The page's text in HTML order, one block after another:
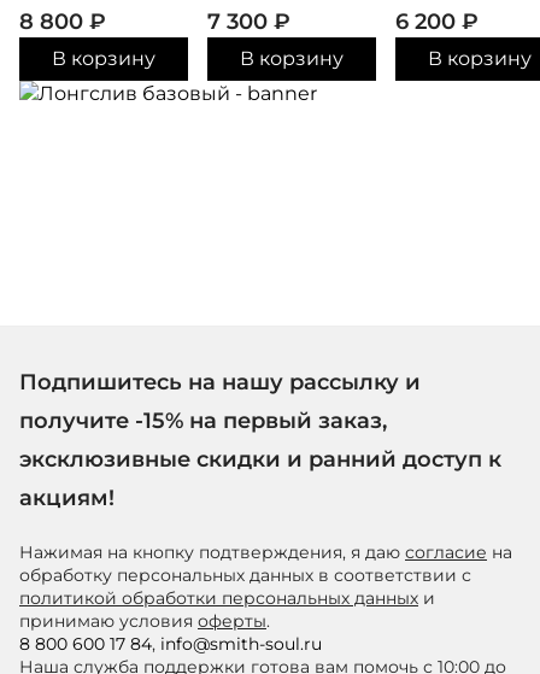
8 800 ₽
В корзину
7 300 ₽
В корзину
6 200 ₽
В корзину
Подпишитесь на нашу рассылку и
получите -15% на первый заказ,
эксклюзивные скидки и ранний доступ к
акциям!
Нажимая на кнопку подтверждения, я даю согласие на
обработку персональных данных в соответствии с
политикой обработки персональных данных и
принимаю условия оферты.
8 800 600 17 84, info@smith-soul.ru
Наша служба поддержки готова вам помочь с 10:00 до